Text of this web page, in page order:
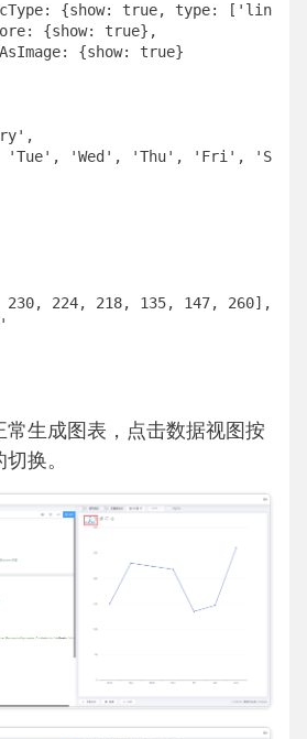
{show: true, type: ['line',
{show: true},
{show: true}
'Tue', 'Wed', 'Thu', 'Fri',
230, 224, 218, 135, 147, 260],
常生成图表，点击数据视图按
换。